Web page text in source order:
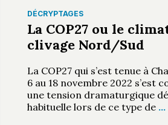
DÉCRYPTAGES
La COP27 ou le
clivage Nord/Sud
La COP27 qui s’est tenue à
6 au 18 novembre 2022 s’est
une tension dramaturgique
habituelle lors de ce type de …